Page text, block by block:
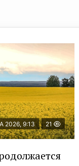
2026, 9:13 21